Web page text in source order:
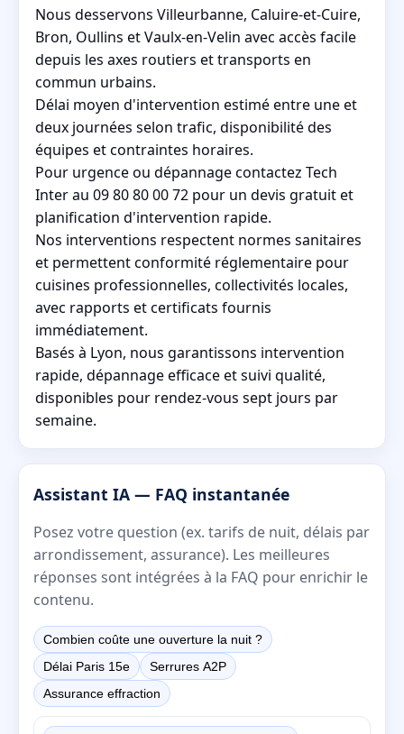
Nous desservons Villeurbanne, Caluire-et-Cuire,
Bron, Oullins et Vaulx-en-Velin avec accès facile
depuis les axes routiers et transports en
commun urbains.
Délai moyen d'intervention estimé entre une et
deux journées selon trafic, disponibilité des
équipes et contraintes horaires.
Pour urgence ou dépannage contactez Tech
Inter au 09 80 80 00 72 pour un devis gratuit et
planification d'intervention rapide.
Nos interventions respectent normes sanitaires
et permettent conformité réglementaire pour
cuisines professionnelles, collectivités locales,
avec rapports et certificats fournis
immédiatement.
Basés à Lyon, nous garantissons intervention
rapide, dépannage efficace et suivi qualité,
disponibles pour rendez-vous sept jours par
semaine.
Assistant IA — FAQ instantanée
Posez votre question (ex. tarifs de nuit, délais par
arrondissement, assurance). Les meilleures
réponses sont intégrées à la FAQ pour enrichir le
contenu.
Combien coûte une ouverture la nuit ?
Délai Paris 15e
Serrures A2P
Assurance effraction